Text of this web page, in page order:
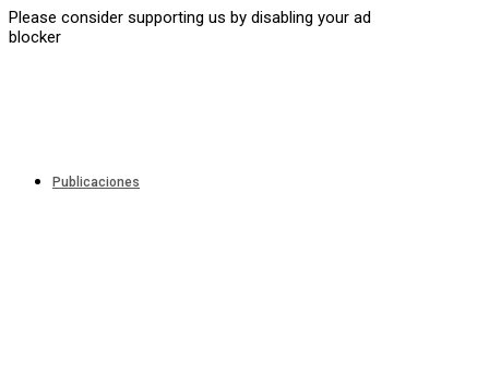
Publicaciones
Please consider supporting us by disabling your ad
blocker